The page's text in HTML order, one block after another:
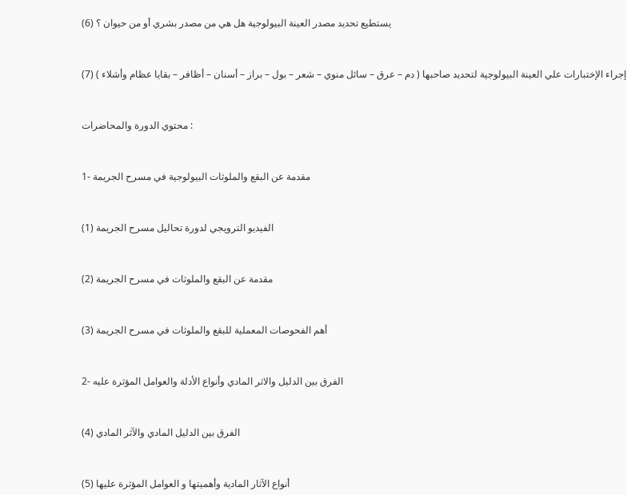
(6) يستطيع تحديد مصدر العينة البيولوجية هل هي من مصدر بشري أو من حيوان ؟
(7) إجراء الإختبارات علي العينة البيولوجية لتحديد صاحبها ( دم – عرق – سائل منوي – شعر – بول – براز – أسنان – أظافر – بقايا عظام وأشلاء )
محتوي الدورة والمحاضرات :
1- مقدمة عن البقع والملوثات البيولوجية في مسرح الجريمة
(1) الفيديو الترويجي لدورة تحاليل مسرح الجريمة
(2) مقدمة عن البقع والملوثات في مسرح الجريمة
(3) أهم الفحوصات المعملية للبقع والملوثات في مسرح الجريمة
2- الفرق بين الدليل والاثر المادي وأنواع الأدلة والعوامل المؤثرة عليه
(4) الفرق بين الدليل المادي والآثر المادي
(5) أنواع الآثار المادية وأهميتها و العوامل المؤثرة عليها